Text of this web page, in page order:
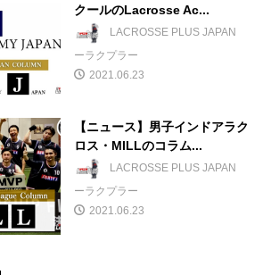
クールのLacrosse Ac...
LACROSSE PLUS JAPAN
ーラクプラー
2021.06.23
【ニュース】男子インドアラク
ロス・MILLのコラム...
LACROSSE PLUS JAPAN
ーラクプラー
2021.06.23